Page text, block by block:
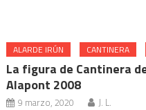
ALARDE IRÚN CANTINERA
La figura de Cantinera
Alapont 2008
9 marzo, 2020 J. L.